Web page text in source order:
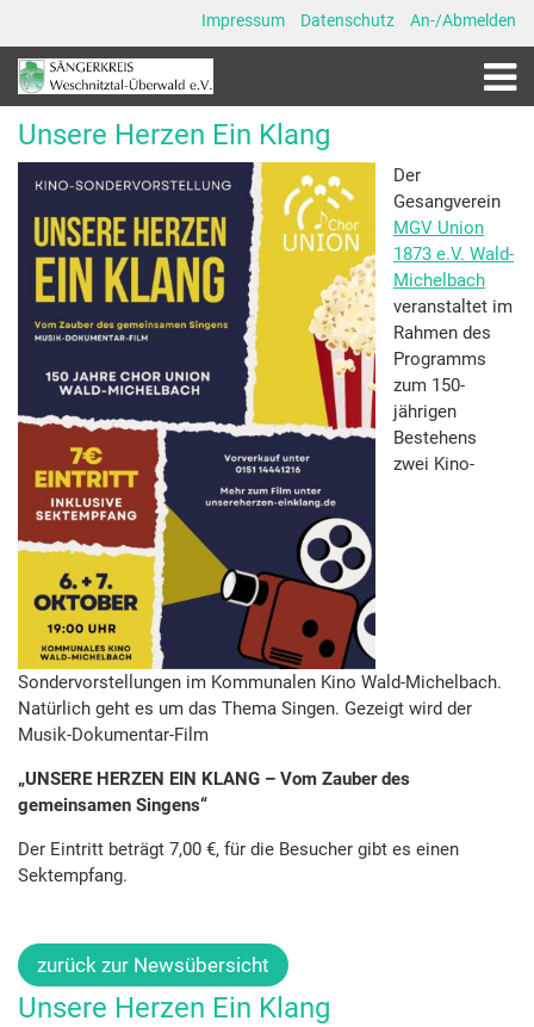
Impressum Datenschutz An-/Abmelden
Unsere Herzen Ein Klang
Der
Gesangverein
MGV Union
1873 e.V. Wald-
Michelbach
veranstaltet im
Rahmen des
Programms
zum 150-
jährigen
Bestehens
zwei Kino-
Sondervorstellungen im Kommunalen Kino Wald-Michelbach.
Natürlich geht es um das Thema Singen. Gezeigt wird der
Musik-Dokumentar-Film
„UNSERE HERZEN EIN KLANG – Vom Zauber des
gemeinsamen Singens“
Der Eintritt beträgt 7,00 €, für die Besucher gibt es einen
Sektempfang.
zurück zur Newsübersicht
Unsere Herzen Ein Klang